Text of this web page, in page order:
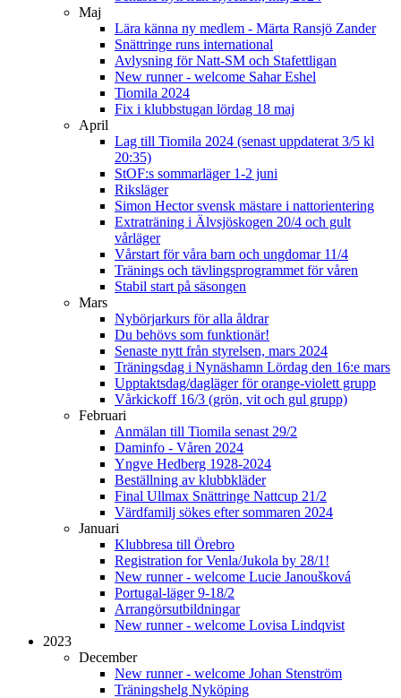
Maj
Lära känna ny medlem - Märta Ransjö Zander
Snättringe runs international
Avlysning för Natt-SM och Stafettligan
New runner - welcome Sahar Eshel
Tiomila 2024
Fix i klubbstugan lördag 18 maj
April
Lag till Tiomila 2024 (senast uppdaterat 3/5 kl
20:35)
StOF:s sommarläger 1-2 juni
Riksläger
Simon Hector svensk mästare i nattorientering
Extraträning i Älvsjöskogen 20/4 och gult
vårläger
Vårstart för våra barn och ungdomar 11/4
Tränings och tävlingsprogrammet för våren
Stabil start på säsongen
Mars
Nybörjarkurs för alla åldrar
Du behövs som funktionär!
Senaste nytt från styrelsen, mars 2024
Träningsdag i Nynäshamn Lördag den 16:e mars
Upptaktsdag/dagläger för orange-violett grupp
Vårkickoff 16/3 (grön, vit och gul grupp)
Februari
Anmälan till Tiomila senast 29/2
Daminfo - Våren 2024
Yngve Hedberg 1928-2024
Beställning av klubbkläder
Final Ullmax Snättringe Nattcup 21/2
Värdfamilj sökes efter sommaren 2024
Januari
Klubbresa till Örebro
Registration for Venla/Jukola by 28/1!
New runner - welcome Lucie Janoušková
Portugal-läger 9-18/2
Arrangörsutbildningar
New runner - welcome Lovisa Lindqvist
2023
December
New runner - welcome Johan Stenström
Träningshelg Nyköping